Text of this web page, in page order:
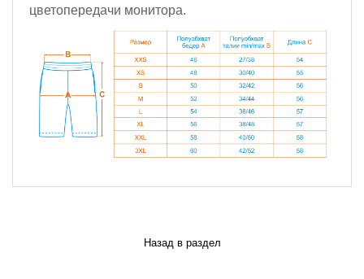
цветопередачи монитора.
Назад в раздел